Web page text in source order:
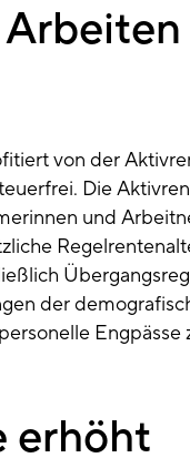
von der
Die
und
der
erhöht